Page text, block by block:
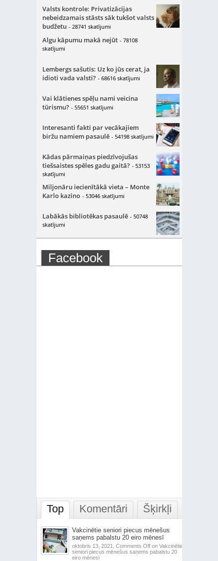
Valsts kontrole: Privatizācijas
nebeidzamais stāsts sāk tukšot valsts
budžetu - 28741 skatījumi
Algu kāpumu makā nejūt - 78108
skatījumi
Lembergs sašutis: Uz ko jūs cerat, ja
idioti vada valsti? - 68616 skatījumi
Vai klātienes spēļu nami veicina
tūrismu? - 55651 skatījumi
Interesanti fakti par vecākajiem
biržu namiem pasaulē - 54198 skatījumi
Kādas pārmaiņas piedzīvojušas
tiešsaistes spēles gadu gaitā? - 53153
skatījumi
Miljonāru iecienītākā vieta – Monte
Karlo kazino - 53046 skatījumi
Labākās bibliotēkas pasaulē - 50748
skatījumi
Facebook
Top Komentāri Šķirkļi
Vakcinētie seniori piecus mēnešus
saņems pabalstu 20 eiro mēnesī
oktobris 13, 2021, Comments Offon Vakcinētie
seniori piecus mēnešus saņems pabalstu 20
eiro mēnesī